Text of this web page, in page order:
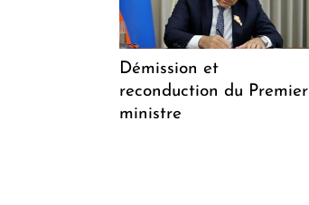
Démission et
reconduction du Premier
ministre